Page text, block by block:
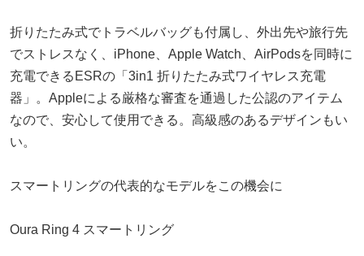
折りたたみ式でトラベルバッグも付属し、外出先や旅行先
でストレスなく、iPhone、Apple Watch、AirPodsを同時に
充電できるESRの「3in1 折りたたみ式ワイヤレス充電
器」。Appleによる厳格な審査を通過した公認のアイテム
なので、安心して使用できる。高級感のあるデザインもい
い。
スマートリングの代表的なモデルをこの機会に
Oura Ring 4 スマートリング